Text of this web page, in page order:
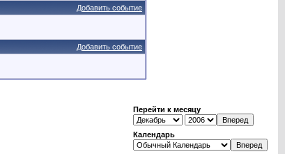
Добавить событие
Добавить событие
Перейти к месяцу
Календарь